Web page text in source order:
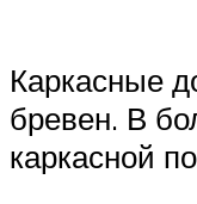
Каркасные
бревен. В
каркасной